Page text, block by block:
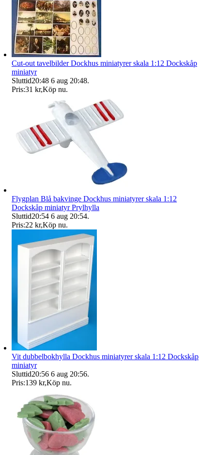
Cut-out tavelbilder Dockhus miniatyrer skala 1:12 Dockskåp
miniatyr
Sluttid20:48 6 aug 20:48.
Pris:31 kr,Köp nu.
Flygplan Blå bakvinge Dockhus miniatyrer skala 1:12
Dockskåp miniatyr Prylhylla
Sluttid20:54 6 aug 20:54.
Pris:22 kr,Köp nu.
Vit dubbelbokhylla Dockhus miniatyrer skala 1:12 Dockskåp
miniatyr
Sluttid20:56 6 aug 20:56.
Pris:139 kr,Köp nu.